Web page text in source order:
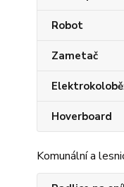
Robot
Zametač
Hoverboard
Komunální a